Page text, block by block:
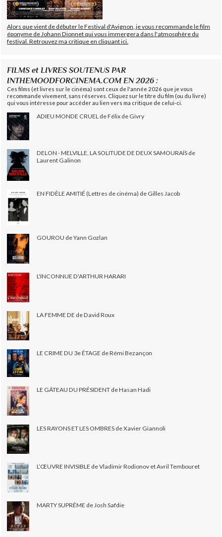
Alors que vient de débuter le Festival d'Avignon, je vous recommande le film
éponyme de Johann Dionnet qui vous immergera dans l'atmosphère du
festival. Retrouvez ma critique en cliquant ici.
FILMS et LIVRES SOUTENUS PAR
INTHEMOODFORCINEMA.COM EN 2026 :
Ces films (et livres sur le cinéma) sont ceux de l'année 2026 que je vous
recommande vivement, sans réserves. Cliquez sur le titre du film (ou du livre)
qui vous intéresse pour accéder au lien vers ma critique de celui-ci.
ADIEU MONDE CRUEL de Félix de Givry
DELON - MELVILLE, LA SOLITUDE DE DEUX SAMOURAÏS de
Laurent Galinon
EN FIDÈLE AMITIÉ (Lettres de cinéma) de Gilles Jacob
GOUROU de Yann Gozlan
L'INCONNUE D'ARTHUR HARARI
LA FEMME DE de David Roux
LE CRIME DU 3e ÉTAGE de Rémi Bezançon
LE GÂTEAU DU PRÉSIDENT de Hasan Hadi
LES RAYONS ET LES OMBRES de Xavier Giannoli
L’ŒUVRE INVISIBLE de Vladimir Rodionov et Avril Tembouret
MARTY SUPRÊME de Josh Safdie